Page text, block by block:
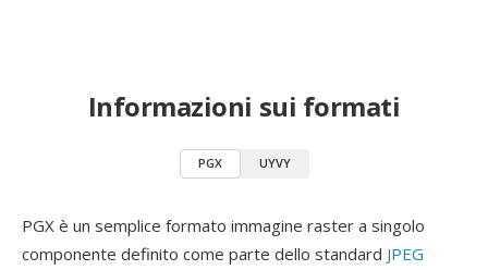
Informazioni sui formati
PGX UYVY
PGX è un semplice formato immagine raster a singolo
componente definito come parte dello standard JPEG